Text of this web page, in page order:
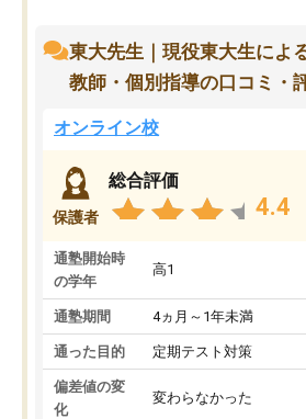
東大先生｜現役東大生によ
教師・個別指導の口コミ・
オンライン校
保護者
総合評価
4.4
通塾開始時
の学年
高1
通塾期間 4ヵ月～1年未満
通った目的 定期テスト対策
偏差値の変
化
変わらなかった